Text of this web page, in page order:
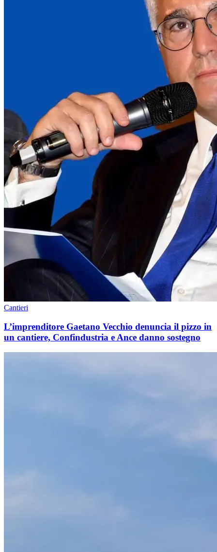
Cantieri
L’imprenditore Gaetano Vecchio denuncia il pizzo in
un cantiere, Confindustria e Ance danno sostegno